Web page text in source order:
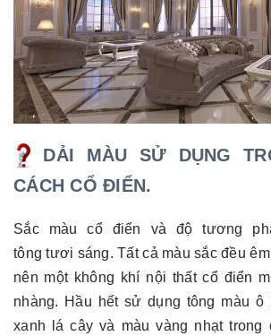
DẢI MÀU SỬ DỤNG
CÁCH CỔ ĐIỂN.
Sắc màu cổ điển và độ tương
tông tươi sáng. Tất cả màu sắc đều
nên một không khí nội thất cổ điển
nhàng. Hầu hết sử dụng tông màu ô
xanh lá cây và màu vàng nhạt trong